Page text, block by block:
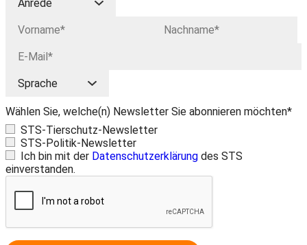
Wählen Sie, welche(n) Newsletter Sie abonnieren möchten*
STS-Tierschutz-Newsletter
STS-Politik-Newsletter
Ich bin mit der Datenschutzerklärung des STS
einverstanden.